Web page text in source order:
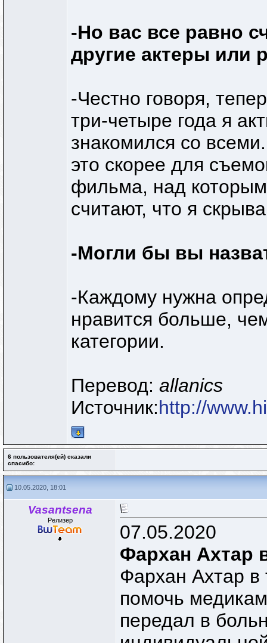
-Но вас все равно
другие актеры или
-Честно говоря,
три-четыре года я
знакомился со
это скорее для
фильма, над
считают, что я
-Могли бы вы
-Каждому нужна
нравится больше,
категории.
Перевод: allanics
Источник:http://
6 пользователя(ей) сказали
cпасибо:
10.05.2020, 18:01
Vasantsena
Релизер
07.05.2020
Фархан Ахтар
Фархан Ахтар в
помочь
передал в